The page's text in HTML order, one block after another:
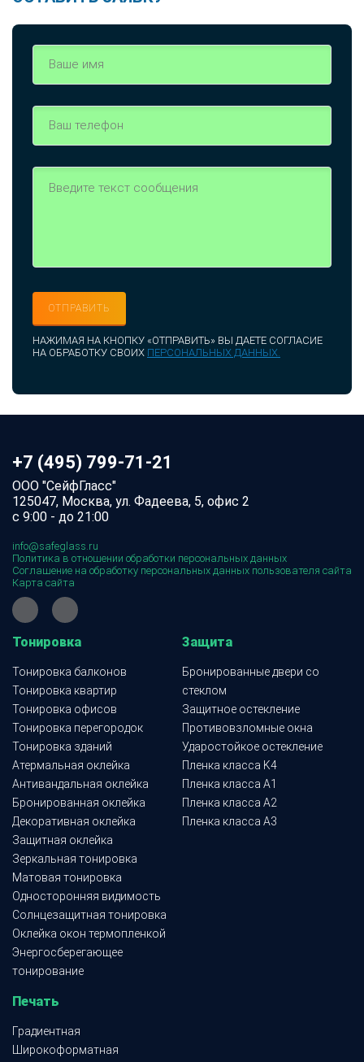
НАЖИМАЯ НА КНОПКУ «ОТПРАВИТЬ» ВЫ ДАЕТЕ СОГЛАСИЕ
НА ОБРАБОТКУ СВОИХ ПЕРСОНАЛЬНЫХ ДАННЫХ.
Тонировка
Тонировка балконов
Тонировка квартир
Тонировка офисов
Тонировка перегородок
Тонировка зданий
Атермальная оклейка
Антивандальная оклейка
Бронированная оклейка
Декоративная оклейка
Защитная оклейка
Зеркальная тонировка
Матовая тонировка
Односторонняя видимость
Солнцезащитная тонировка
Оклейка окон термопленкой
Энергосберегающее
тонирование
Защита
Бронированные двери со
стеклом
Защитное остекление
Противовзломные окна
Ударостойкое остекление
Пленка класса K4
Пленка класса A1
Пленка класса A2
Пленка класса A3
Печать
Градиентная
Широкоформатная
+7 (495) 799-71-21
ООО "СейфГласс"
125047, Москва, ул. Фадеева, 5, офис 2
с 9:00 - до 21:00
info@safeglass.ru
Политика в отношении обработки персональных данных
Соглашение на обработку персональных данных пользователя сайта
Карта сайта